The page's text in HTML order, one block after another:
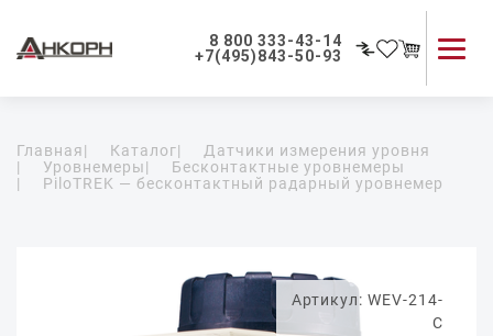
8 800 333-43-14
+7(495)843-50-93
Применение приборов
Как мы работаем
Главная| Каталог|
Датчики измерения уровня
|
Уровнемеры|
Бесконтактные уровнемеры
|
PiloTREK — бесконтактный радарный уровнемер
Артикул: WEV-214-
C